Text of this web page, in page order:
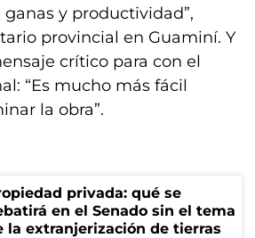
y productividad”,
provincial en Guaminí. Y
crítico para con el
“Es mucho más fácil
la obra”.
privada: qué se
en el Senado sin el tema
la extranjerización de tierras